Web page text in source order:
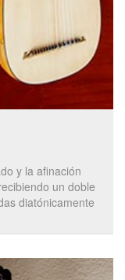
y la afinación
un doble
diatónicamente